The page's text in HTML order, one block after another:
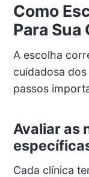
Como
Para
A escolha
cuidadosa
passos
Avaliar as
Cada clínica